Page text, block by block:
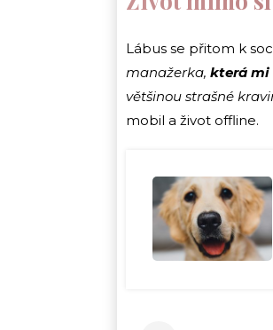
Lábus se přitom k
manažerka, která mi
většinou strašné
mobil a život offline.